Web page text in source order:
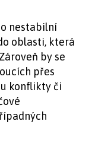
nestabilní
oblasti, která
by se
přes
konflikty či